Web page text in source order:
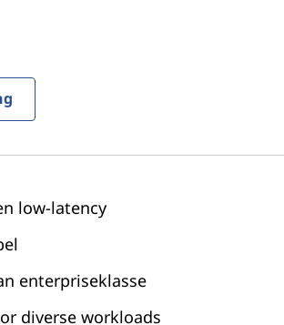
low-latency
enterpriseklasse
diverse workloads